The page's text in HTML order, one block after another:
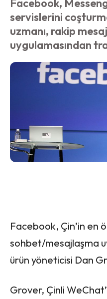
Facebook,
servislerini
uzmanı, rakip
uygulamasından
Facebook, Çin’in en
sohbet/mesajlaşma
ürün yöneticisi Dan
Grover, Çinli